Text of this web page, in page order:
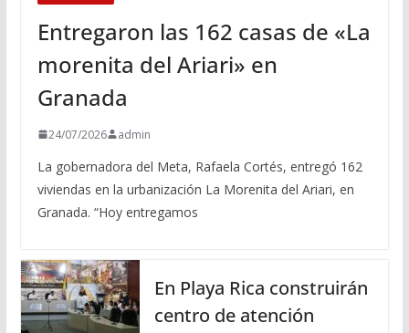
Entregaron las 162 casas de «La
morenita del Ariari» en
Granada
24/07/2026 admin
La gobernadora del Meta, Rafaela Cortés, entregó 162
viviendas en la urbanización La Morenita del Ariari, en
Granada. “Hoy entregamos
En Playa Rica construirán
centro de atención